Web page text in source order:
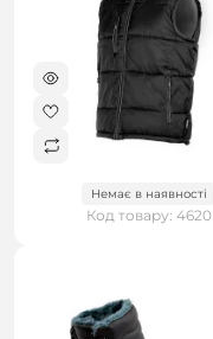
Немає в наявності
Код товару: 4620